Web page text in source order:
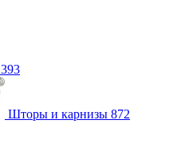
393
Шторы и карнизы 872